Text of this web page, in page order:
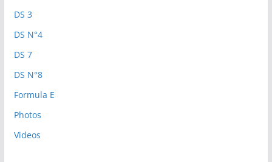
DS 3
DS N°4
DS 7
DS N°8
Formula E
Photos
Videos